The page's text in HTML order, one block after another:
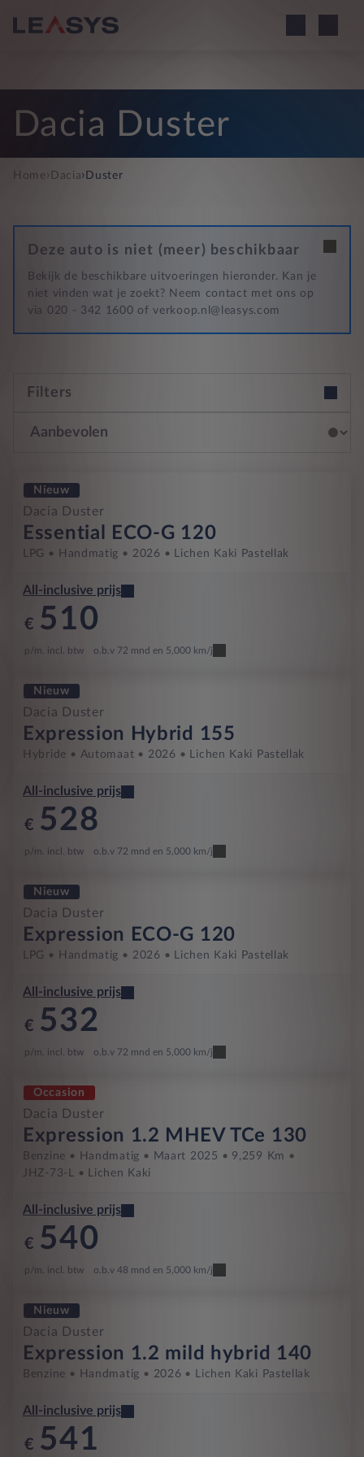
Dacia Duster
Home› Dacia› Duster
Deze auto is niet (meer) beschikbaar
Bekijk de beschikbare uitvoeringen hieronder. Kan je
niet vinden wat je zoekt? Neem contact met ons op
via 020 - 342 1600 of verkoop.nl@leasys.com
Filters
Nieuw
Dacia Duster
Essential ECO-G 120
LPG Handmatig 2026 Lichen Kaki Pastellak
All-inclusive prijs
€ 510
p/m. incl. btw o.b.v 72 mnd en 5,000 km/j
Nieuw
Dacia Duster
Expression Hybrid 155
Hybride Automaat 2026 Lichen Kaki Pastellak
All-inclusive prijs
€ 528
p/m. incl. btw o.b.v 72 mnd en 5,000 km/j
Nieuw
Dacia Duster
Expression ECO-G 120
LPG Handmatig 2026 Lichen Kaki Pastellak
All-inclusive prijs
€ 532
p/m. incl. btw o.b.v 72 mnd en 5,000 km/j
Occasion
Dacia Duster
Expression 1.2 MHEV TCe 130
Benzine Handmatig Maart 2025
9,259 Km
JHZ-73-L
Lichen Kaki
All-inclusive prijs
€ 540
p/m. incl. btw o.b.v 48 mnd en 5,000 km/j
Nieuw
Dacia Duster
Expression 1.2 mild hybrid 140
Benzine Handmatig 2026 Lichen Kaki Pastellak
All-inclusive prijs
€ 541